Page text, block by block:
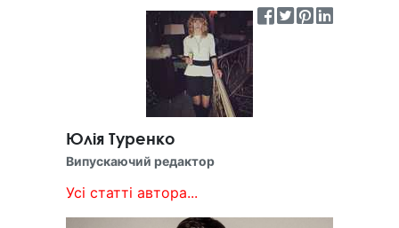
Юлія Туренко
Випускаючий редактор
Усі статті автора...